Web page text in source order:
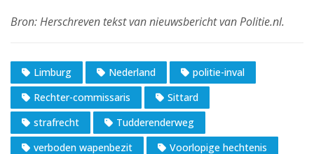
Limburg Nederland
politie-inval
Rechter-commissaris
Sittard
strafrecht
Tudderenderweg
verboden wapenbezit
Voorlopige hechtenis